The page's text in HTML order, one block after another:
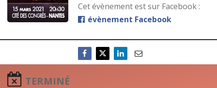
Cet évènement est sur Facebook :
évènement Facebook
TERMINÉ